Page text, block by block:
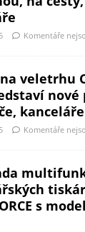
Komentáře
veletrhu
Komentáře
s